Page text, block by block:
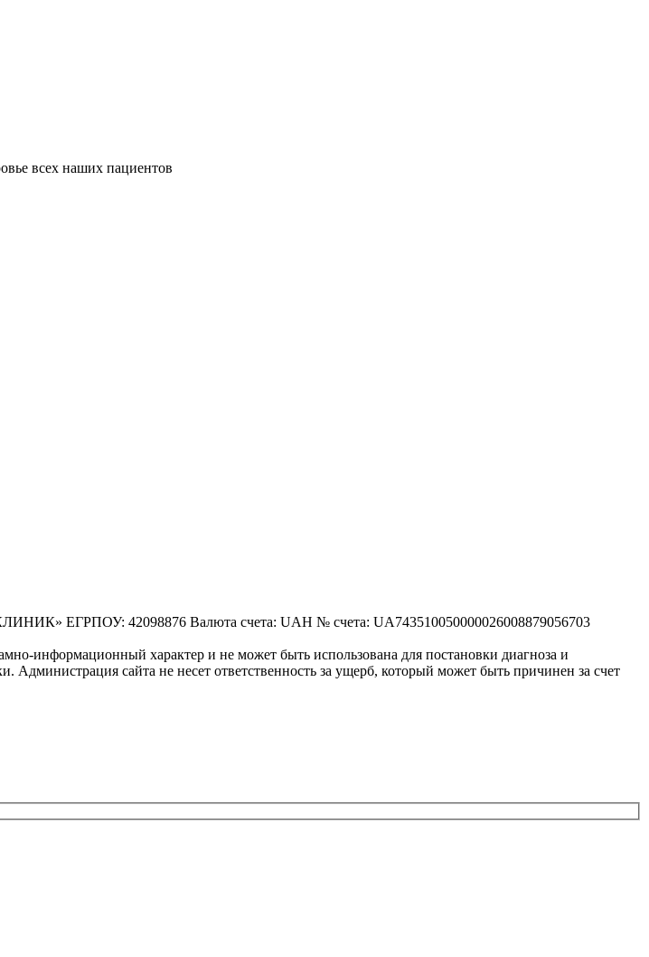
всех наших пациентов
42098876 Валюта счета: UAH № счета: UA743510050000026008879056703
информационный характер и не может быть использована для постановки диагноза и
сайта не несет ответственность за ущерб, который может быть причинен за счет